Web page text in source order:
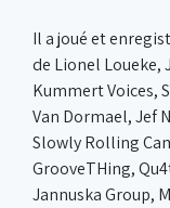
Il a joué et
de Lionel Loueke,
Kummert Voices,
Van Dormael, Jef
Slowly Rolling
GrooveTHing,
Jannuska Group,